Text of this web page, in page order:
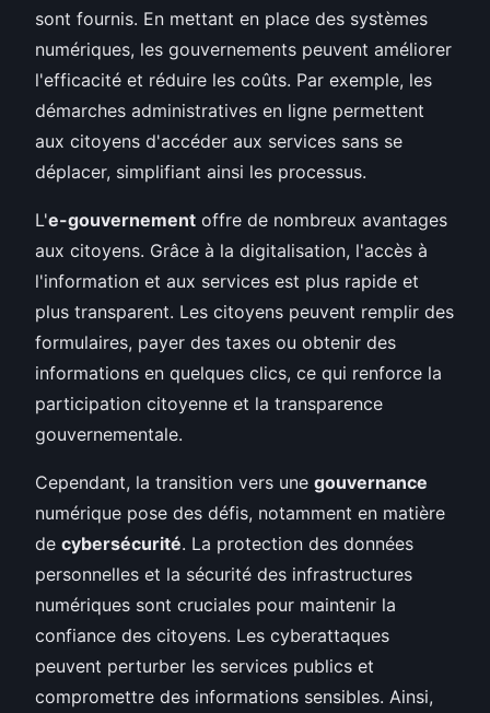
sont fournis. En mettant en place des systèmes
numériques, les gouvernements peuvent améliorer
l'efficacité et réduire les coûts. Par exemple, les
démarches administratives en ligne permettent
aux citoyens d'accéder aux services sans se
déplacer, simplifiant ainsi les processus.
L'e-gouvernement offre de nombreux avantages
aux citoyens. Grâce à la digitalisation, l'accès à
l'information et aux services est plus rapide et
plus transparent. Les citoyens peuvent remplir des
formulaires, payer des taxes ou obtenir des
informations en quelques clics, ce qui renforce la
participation citoyenne et la transparence
gouvernementale.
Cependant, la transition vers une gouvernance
numérique pose des défis, notamment en matière
de cybersécurité. La protection des données
personnelles et la sécurité des infrastructures
numériques sont cruciales pour maintenir la
confiance des citoyens. Les cyberattaques
peuvent perturber les services publics et
compromettre des informations sensibles. Ainsi,